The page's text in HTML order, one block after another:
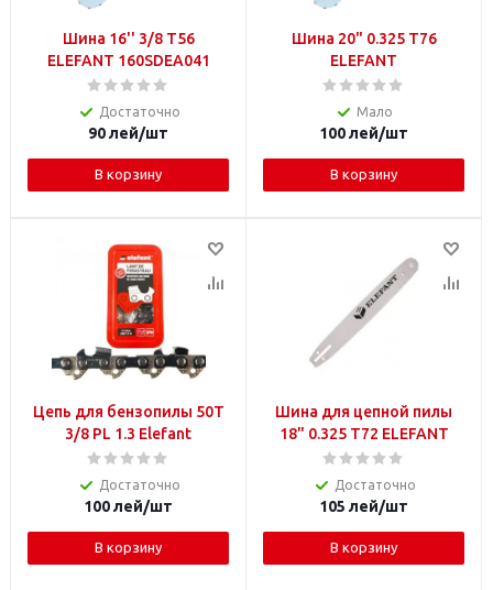
Шина 16'' 3/8 T56
ELEFANT 160SDEA041
Достаточно
90лей/шт
В корзину
Шина 20" 0.325 T76
ELEFANT
Мало
100лей/шт
В корзину
Цепь для бензопилы 50T
3/8 PL 1.3 Elefant
Достаточно
100лей/шт
В корзину
Шина для цепной пилы
18" 0.325 T72 ELEFANT
Достаточно
105 лей/шт
В корзину